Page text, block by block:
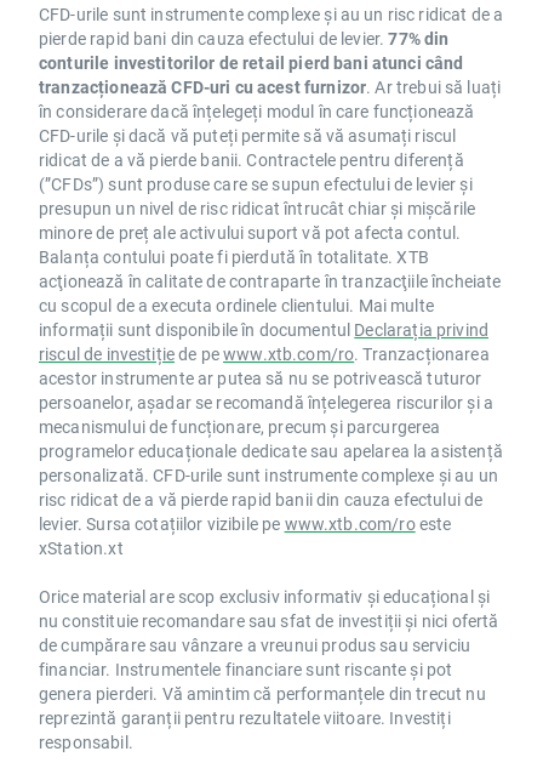
CFD-urile sunt instrumente complexe și au un risc ridicat de a
pierde rapid bani din cauza efectului de levier.77% din
conturile investitorilor de retail pierd bani atunci când
tranzacționează CFD-uri cu acest furnizor. Ar trebui să luați
în considerare dacă înțelegeți modul în care funcționează
CFD-urile și dacă vă puteți permite să vă asumați riscul
ridicat de a vă pierde banii. Contractele pentru diferență
(”CFDs”) sunt produse care se supun efectului de levier și
presupun un nivel de risc ridicat întrucât chiar și mișcările
minore de preț ale activului suport vă pot afecta contul.
Balanța contului poate fi pierdută în totalitate. XTB
acţionează în calitate de contraparte în tranzacţiile încheiate
cu scopul de a executa ordinele clientului. Mai multe
informații sunt disponibile în documentul Declarația privind
riscul de investițiede pewww.xtb.com/ro. Tranzacționarea
acestor instrumente ar putea să nu se potrivească tuturor
persoanelor, așadar se recomandă înțelegerea riscurilor și a
mecanismului de funcționare, precum și parcurgerea
programelor educaționale dedicate sau apelarea la asistență
personalizată. CFD-urile sunt instrumente complexe și au un
risc ridicat de a vă pierde rapid banii din cauza efectului de
levier. Sursa cotațiilor vizibile pe www.xtb.com/roeste
xStation.xt
Orice material are scop exclusiv informativ și educațional și
nu constituie recomandare sau sfat de investiții și nici ofertă
de cumpărare sau vânzare a vreunui produs sau serviciu
financiar. Instrumentele financiare sunt riscante și pot
genera pierderi. Vă amintim că performanțele din trecut nu
reprezintă garanții pentru rezultatele viitoare. Investiți
responsabil.